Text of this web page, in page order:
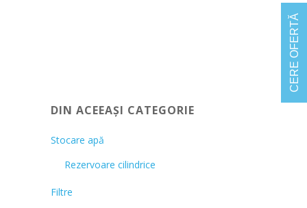
DIN ACEEAȘI CATEGORIE
Stocare apă
Rezervoare cilindrice
Filtre
CERE OFERTĂ